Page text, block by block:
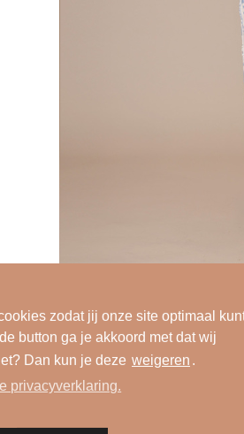
zodat jij onze site optimaal
button ga je akkoord met dat wij
Dan kun je deze weigeren .
privacyverklaring.